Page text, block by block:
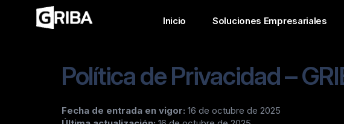
Inicio Soluciones Empresariales
Política de Privacidad –
Fecha de entrada en vigor: 16 de octubre de 2025